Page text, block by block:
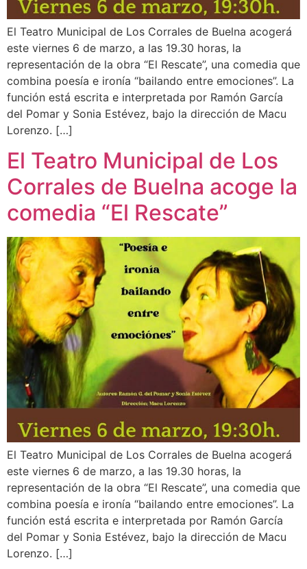
El Teatro Municipal de Los Corrales de Buelna acogerá
este viernes 6 de marzo, a las 19.30 horas, la
representación de la obra “El Rescate”, una comedia que
combina poesía e ironía “bailando entre emociones”. La
función está escrita e interpretada por Ramón García
del Pomar y Sonia Estévez, bajo la dirección de Macu
Lorenzo. […]
El Teatro Municipal de Los
Corrales de Buelna acoge la
comedia “El Rescate”
El Teatro Municipal de Los Corrales de Buelna acogerá
este viernes 6 de marzo, a las 19.30 horas, la
representación de la obra “El Rescate”, una comedia que
combina poesía e ironía “bailando entre emociones”. La
función está escrita e interpretada por Ramón García
del Pomar y Sonia Estévez, bajo la dirección de Macu
Lorenzo. […]